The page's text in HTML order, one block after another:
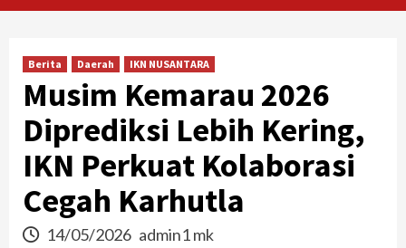
Berita Daerah IKN NUSANTARA
Musim Kemarau 2026
Diprediksi Lebih Kering,
IKN Perkuat Kolaborasi
Cegah Karhutla
14/05/2026 admin1 mk